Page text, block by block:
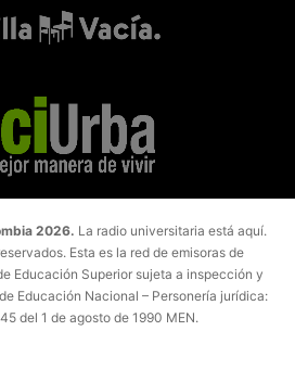
2026. La radio universitaria está aquí.
Esta es la red de emisoras de
Educación Superior sujeta a inspección y
Educación Nacional – Personería jurídica:
del 1 de agosto de 1990 MEN.